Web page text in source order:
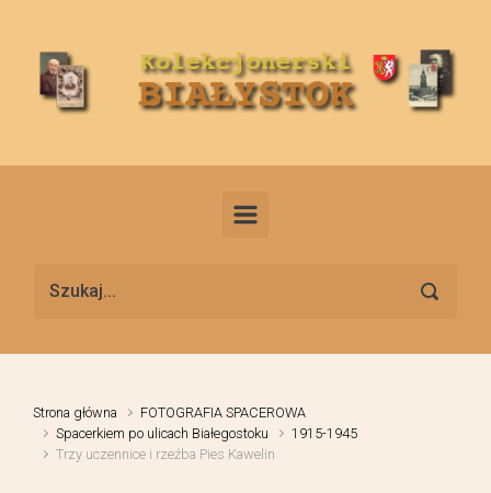
Strona główna
FOTOGRAFIA SPACEROWA
Spacerkiem po ulicach Białegostoku
1915-1945
Trzy uczennice i rzeźba Pies Kawelin